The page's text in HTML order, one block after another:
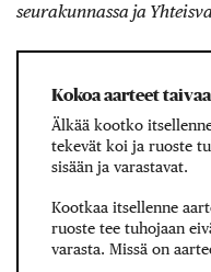
seurakunnassa ja
Kokoa aarteet
Älkää kootko
tekevät koi ja ruoste
sisään ja varastavat.
Kootkaa itsellenne
ruoste tee tuhojaan
varasta. Missä on